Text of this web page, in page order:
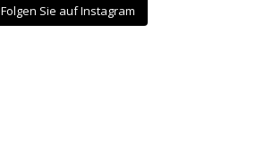
Folgen Sie auf Instagram